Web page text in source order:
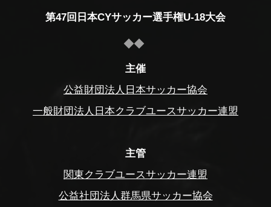
第47回日本CYサッカー選手権U-18大会
主催
公益財団法人日本サッカー協会
一般財団法人日本クラブユースサッカー連盟
主管
関東クラブユースサッカー連盟
公益社団法人群馬県サッカー協会